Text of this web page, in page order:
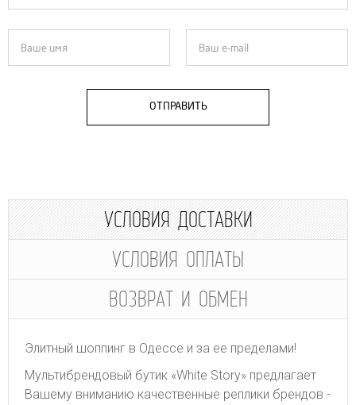
ОТПРАВИТЬ
УСЛОВИЯ ДОСТАВКИ
УСЛОВИЯ ОПЛАТЫ
ВОЗВРАТ И ОБМЕН
Элитный шоппинг в Одессе и за ее пределами!
Мультибрендовый бутик «White Story» предлагает
Вашему вниманию качественные реплики брендов -